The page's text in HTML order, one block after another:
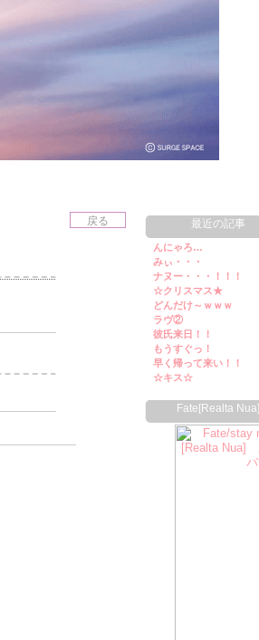
最近の記事
んにゃろ…
みぃ・・・
ナヌー・・・！！！
☆クリスマス★
どんだけ～ｗｗｗ
ラヴ②
彼氏来日！！
もうすぐっ！
早く帰って来い！！
☆キス☆
Fate[Realta Nua]